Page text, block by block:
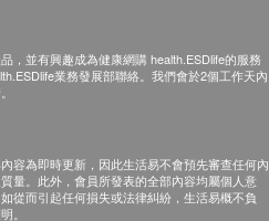
，並有興趣成為健康網購 health.ESDlife的服務
業務發展部聯絡。我們會於2個工作天內
容為即時更新，因此生活易不會預先審查任何內
量。此外，會員所發表的全部內容均屬個人意
從而引起任何損失或法律糾紛，生活易概不負
。